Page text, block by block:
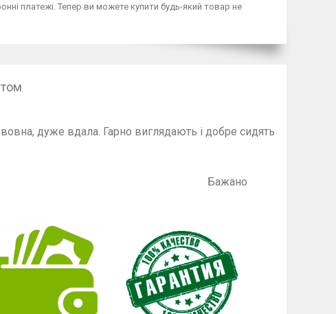
платежі. Тепер ви можете купити будь-який товар не
для підлітків.
Гарна якість.
виглядають і добре сидять
Бажано